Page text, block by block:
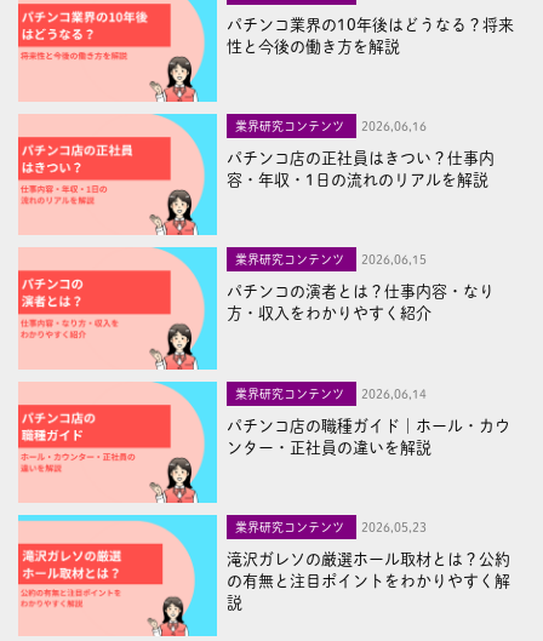
パチンコ業界の10年後はどうなる？将来
性と今後の働き方を解説
業界研究コンテンツ 2026,06,16
パチンコ店の正社員はきつい？仕事内
容・年収・1日の流れのリアルを解説
業界研究コンテンツ 2026,06,15
パチンコの演者とは？仕事内容・なり
方・収入をわかりやすく紹介
業界研究コンテンツ 2026,06,14
パチンコ店の職種ガイド｜ホール・カウ
ンター・正社員の違いを解説
業界研究コンテンツ 2026,05,23
滝沢ガレソの厳選ホール取材とは？公約
の有無と注目ポイントをわかりやすく解
説